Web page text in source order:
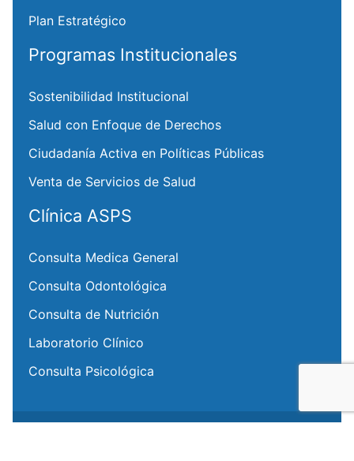
Plan Estratégico
Programas Institucionales
Sostenibilidad Institucional
Salud con Enfoque de Derechos
Ciudadanía Activa en Políticas Públicas
Venta de Servicios de Salud
Clínica ASPS
Consulta Medica General
Consulta Odontológica
Consulta de Nutrición
Laboratorio Clínico
Consulta Psicológica